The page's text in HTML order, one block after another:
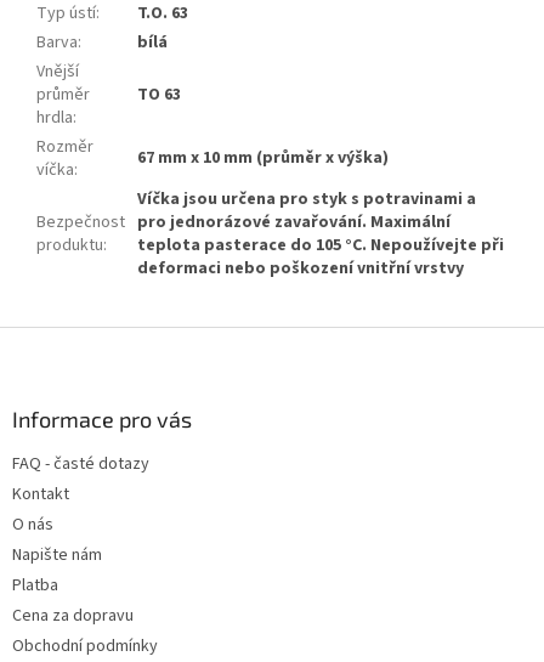
Typ ústí:
T.O. 63
Barva:
bílá
Vnější
průměr
hrdla:
TO 63
Rozměr
víčka: 67 mm x 10 mm (průměr x výška)
Bezpečnost
produktu:
Víčka jsou určena pro styk s potravinami a
pro jednorázové zavařování. Maximální
teplota pasterace do 105 °C. Nepoužívejte při
deformaci nebo poškození vnitřní vrstvy
Informace pro vás
FAQ - časté dotazy
Kontakt
O nás
Napište nám
Platba
Cena za dopravu
Obchodní podmínky